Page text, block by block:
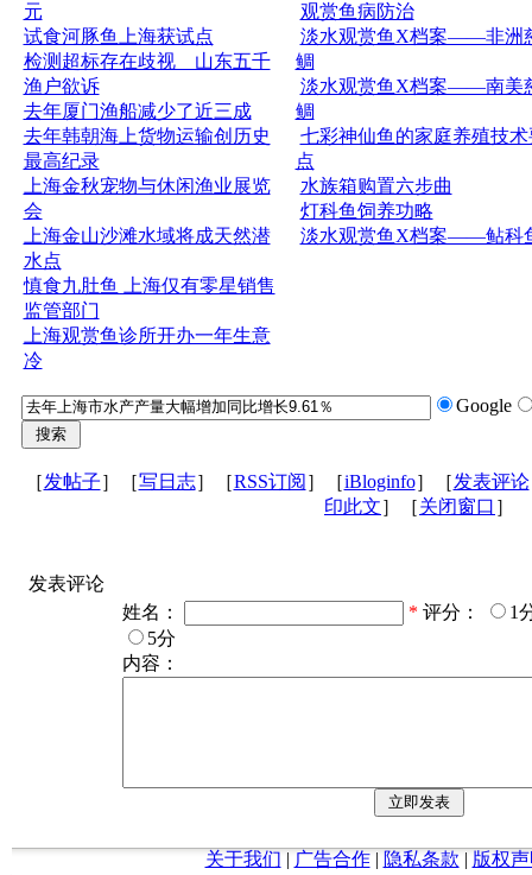
元
试食河豚鱼上海获试点
检测超标存在歧视 山东五千
渔户欲诉
去年厦门渔船减少了近三成
去年韩朝海上货物运输创历史
最高纪录
上海金秋宠物与休闲渔业展览
会
上海金山沙滩水域将成天然潜
水点
慎食九肚鱼 上海仅有零星销售
监管部门
上海观赏鱼诊所开办一年生意
冷
观赏鱼病防治
淡水观赏鱼X档案——非洲
鲷
淡水观赏鱼X档案——南美
鲷
七彩神仙鱼的家庭养殖技术
点
水族箱购置六步曲
灯科鱼饲养功略
淡水观赏鱼X档案——鲇科
Google
［发帖子］［写日志］［RSS订阅 ］［iBloginfo］［发表评论
印此文］［关闭窗口 ］
发表评论
姓名：
* 评分：
1
5分
内容：
关于我们 | 广告合作| 隐私条款 | 版权